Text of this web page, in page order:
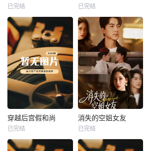
邪王追妻
未知
已完结
未知
已完结
热播
未知
穿越后宫假和尚
已完结
热播
未知
消失的空姐女友
已完结